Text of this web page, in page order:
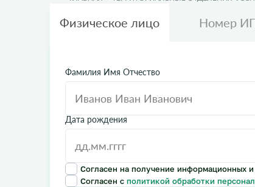
Физическое лицо Номер
Фамилия Имя Отчество
Дата рождения
Согласен на получение информационных
Согласен с политикой обработки